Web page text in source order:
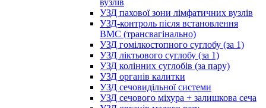
вузлів
УЗД пахової зони лімфатичних вузлів
УЗД-контроль після встановлення
ВМС (трансвагінально)
УЗД гомілкостопного суглобу (за 1)
УЗД ліктьового суглобу (за 1)
УЗД колінних суглобів (за пару)
УЗД органів калитки
УЗД сечовидільної системи
УЗД сечового міхура + залишкова сеча